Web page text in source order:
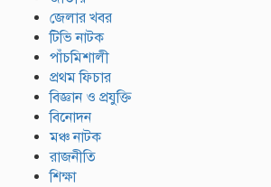
জেলার খবর
টিভি নাটক
পাঁচমিশালী
প্রথম ফিচার
বিজ্ঞান ও প্রযুক্তি
বিনোদন
মঞ্চ নাটক
রাজনীতি
শিক্ষা